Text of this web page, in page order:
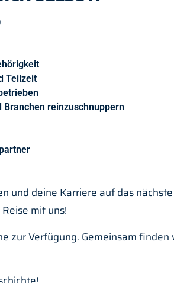
Teilzeit
reinzuschnuppern
und deine Karriere auf das
mit uns!
zur Verfügung. Gemeinsam